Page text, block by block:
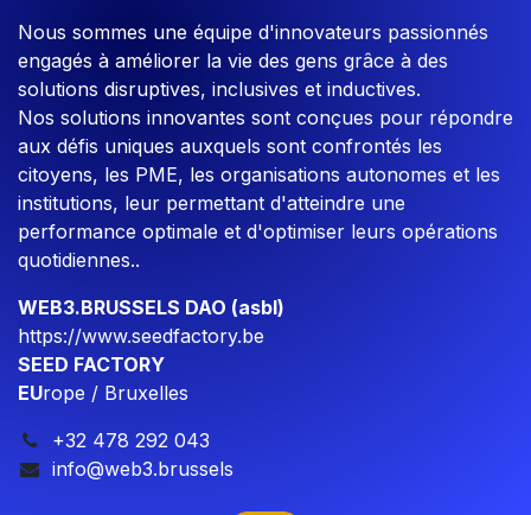
Nous sommes une équipe d'innovateurs passionnés
engagés à améliorer la vie des gens grâce à des
solutions disruptives, inclusives et inductives.
Nos solutions innovantes sont conçues pour répondre
aux défis uniques auxquels sont confrontés les
citoyens, les PME, les organisations autonomes et les
institutions, leur permettant d'atteindre une
performance optimale et d'optimiser leurs opérations
quotidiennes..
WEB3.BRUSSELS DAO (asbl)
https://www.seedfactory.be
SEED FACTORY
EUrope / Bruxelles
+32 478 292 043
info@web3.brussels